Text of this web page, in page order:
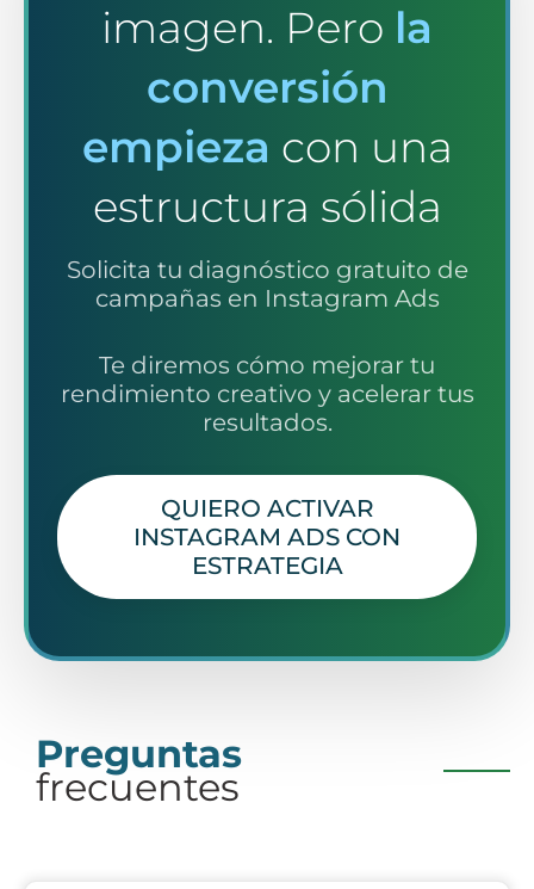
imagen. Pero la
conversión
empieza con una
estructura sólida
Solicita tu diagnóstico gratuito de
campañas en Instagram Ads
Te diremos cómo mejorar tu
rendimiento creativo y acelerar tus
resultados.
QUIERO ACTIVAR
INSTAGRAM ADS CON
ESTRATEGIA
Preguntas
frecuentes